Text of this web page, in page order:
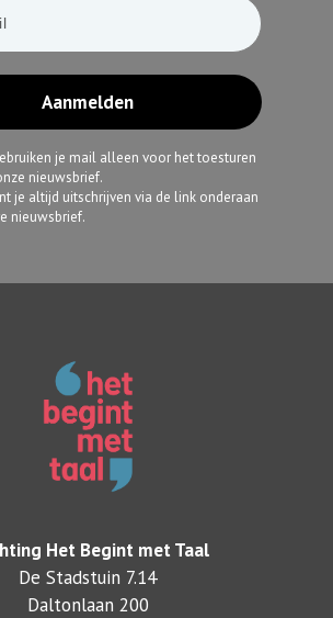
Aanmelden
je mail alleen voor het toesturen
nieuwsbrief.
je altijd uitschrijven via de link onderaan
nieuwsbrief.
Het Begint met Taal
De Stadstuin 7.14
Daltonlaan 200